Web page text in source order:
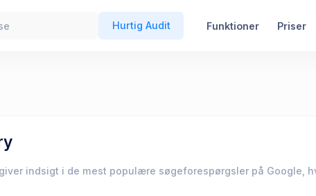
Hurtig Audit Funktioner Priser
indsigt i de mest populære søgeforespørgsler på